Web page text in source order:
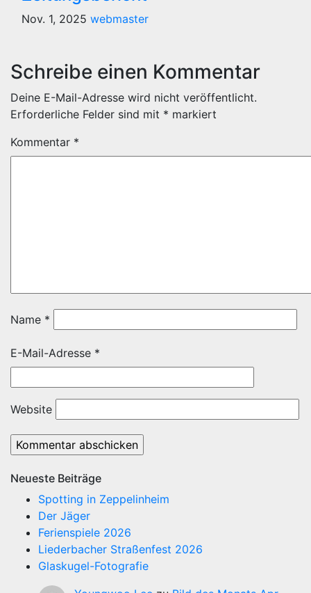
Nov. 1, 2025 webmaster
Schreibe einen Kommentar
Deine E-Mail-Adresse wird nicht veröffentlicht.
Erforderliche Felder sind mit * markiert
Kommentar *
Name *
E-Mail-Adresse *
Website
Neueste Beiträge
Spotting in Zeppelinheim
Der Jäger
Ferienspiele 2026
Liederbacher Straßenfest 2026
Glaskugel-Fotografie